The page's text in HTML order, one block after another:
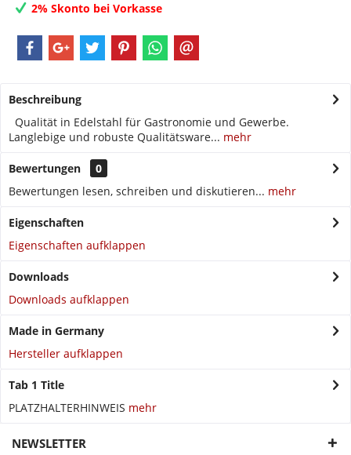
2% Skonto bei Vorkasse
Beschreibung
Qualität in Edelstahl für Gastronomie und Gewerbe.
Langlebige und robuste Qualitätsware... mehr
Bewertungen
0
Bewertungen lesen, schreiben und diskutieren... mehr
Eigenschaften
Eigenschaften aufklappen
Downloads
Downloads aufklappen
Made in Germany
Hersteller aufklappen
Tab 1 Title
PLATZHALTERHINWEIS mehr
NEWSLETTER